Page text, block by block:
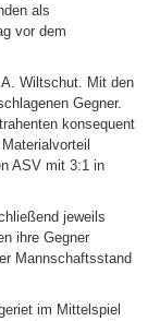
als
vor dem
Wiltschut. Mit den
Gegner.
konsequent
ASV mit 3:1 in
jeweils
ihre Gegner
Mannschaftsstand
im Mittelspiel